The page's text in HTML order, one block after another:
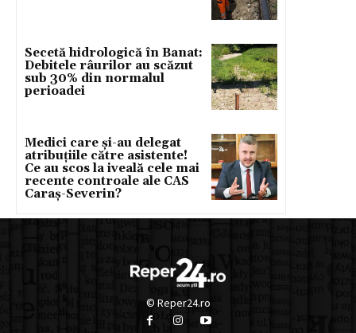
Secetă hidrologică în Banat:
Debitele râurilor au scăzut
sub 30% din normalul
perioadei
Medici care și-au delegat
atribuțiile către asistente!
Ce au scos la iveală cele mai
recente controale ale CAS
Caraș-Severin?
© Reper24.ro